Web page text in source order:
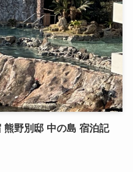
熊野別邸 中の島 宿泊記